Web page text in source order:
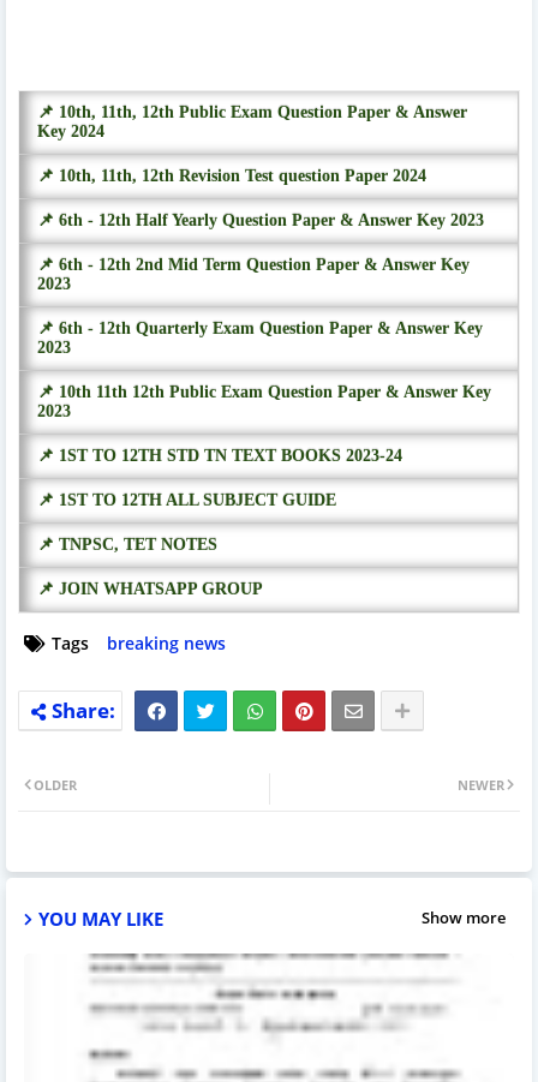
📌 10th, 11th, 12th Public Exam Question Paper & Answer
Key 2024
📌 10th, 11th, 12th Revision Test question Paper 2024
📌 6th - 12th Half Yearly Question Paper & Answer Key 2023
📌 6th - 12th 2nd Mid Term Question Paper & Answer Key
2023
📌 6th - 12th Quarterly Exam Question Paper & Answer Key
2023
📌 10th 11th 12th Public Exam Question Paper & Answer Key
2023
📌 1ST TO 12TH STD TN TEXT BOOKS 2023-24
📌 1ST TO 12TH ALL SUBJECT GUIDE
📌 TNPSC, TET NOTES
📌 JOIN WHATSAPP GROUP
Tags breaking news
NEWER
OLDER
YOU MAY LIKE Show more